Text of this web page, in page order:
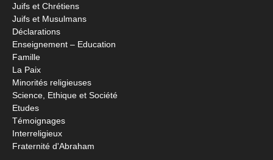
Juifs et Chrétiens
Juifs et Musulmans
Déclarations
Enseignement – Education
Famille
La Paix
Minorités religieuses
Science, Ethique et Société
Etudes
Témoignages
Interreligieux
Fraternité d'Abraham